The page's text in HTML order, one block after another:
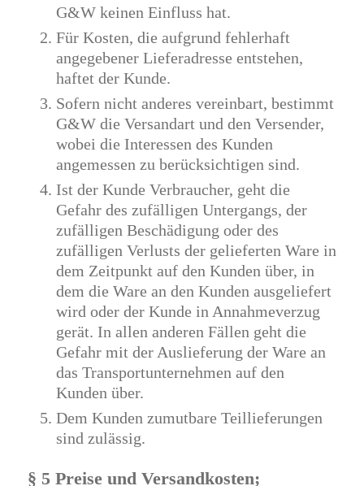
G&W keinen Einfluss hat.
Für Kosten, die aufgrund fehlerhaft
angegebener Lieferadresse entstehen,
haftet der Kunde.
Sofern nicht anderes vereinbart, bestimmt
G&W die Versandart und den Versender,
wobei die Interessen des Kunden
angemessen zu berücksichtigen sind.
Ist der Kunde Verbraucher, geht die
Gefahr des zufälligen Untergangs, der
zufälligen Beschädigung oder des
zufälligen Verlusts der gelieferten Ware in
dem Zeitpunkt auf den Kunden über, in
dem die Ware an den Kunden ausgeliefert
wird oder der Kunde in Annahmeverzug
gerät. In allen anderen Fällen geht die
Gefahr mit der Auslieferung der Ware an
das Transportunternehmen auf den
Kunden über.
Dem Kunden zumutbare Teillieferungen
sind zulässig.
§ 5 Preise und Versandkosten;